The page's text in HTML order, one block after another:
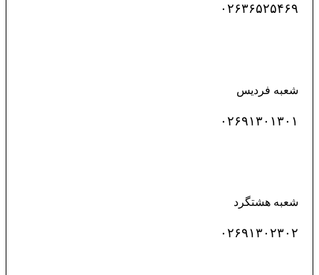
۰۲۶۳۶۵۲۵۴۶۹
شعبه فردیس
۰۲۶۹۱۳۰۱۳۰۱
شعبه هشتگرد
۰۲۶۹۱۳۰۲۳۰۲